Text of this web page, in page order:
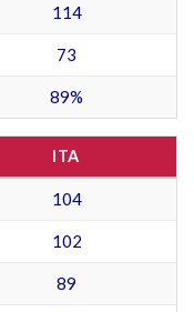
114
73
89%
ITA
104
102
89